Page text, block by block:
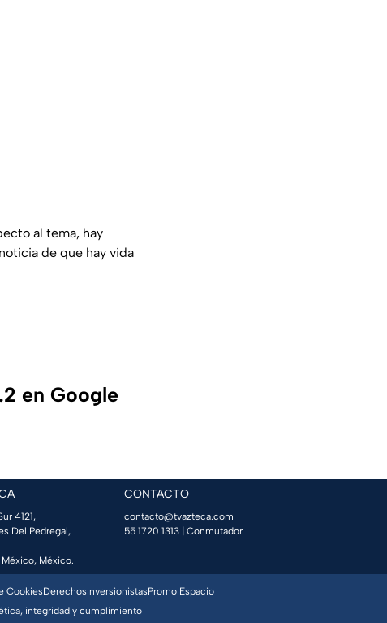
al tema, hay
de que hay vida
en Google
4121,
Del Pedregal,
México.
CONTACTO
contacto@tvazteca.com
55 1720 1313 | Conmutador
CookiesDerechosInversionistasPromo Espacio
integridad y cumplimiento